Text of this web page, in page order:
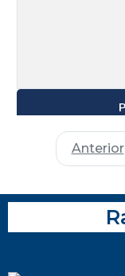
Anterior